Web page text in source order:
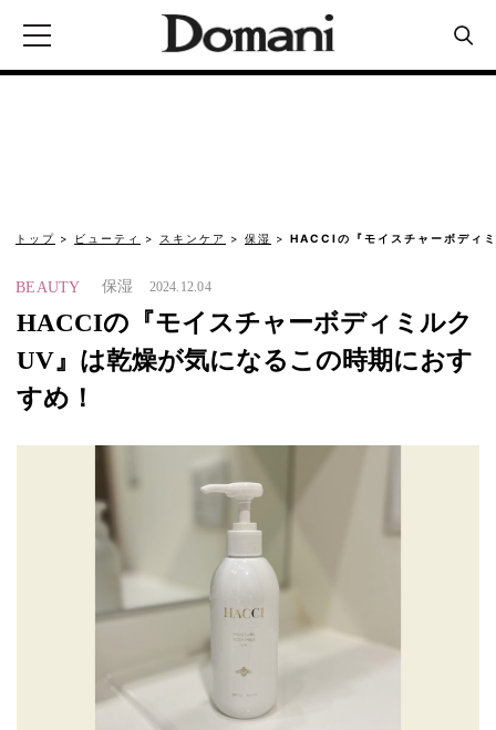
トップ ビューティ スキンケア 保湿 HACCIの『モイスチャーボディ
BEAUTY 保湿 2024.12.04
HACCIの『モイスチャーボディミルク
UV』は乾燥が気になるこの時期におす
すめ！